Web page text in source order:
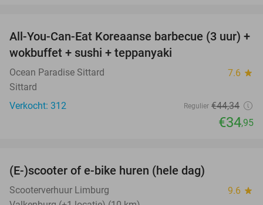
21%
All-You-Can-Eat Koreaanse barbecue (3 uur) +
wokbuffet + sushi + teppanyaki
Ocean Paradise Sittard 7.6 star
Sittard
Verkocht: 312
Regulier €44,34
€34,95
(E-)scooter of e-bike huren (hele dag)
Scooterverhuur Limburg 9.6 star